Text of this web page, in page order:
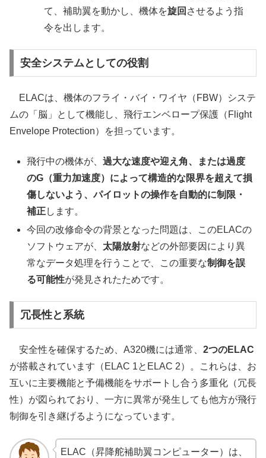
て、補助翼を動かし、機体を旋回 させるよう指
令を出します。
安全システムとしての役割
ELACは、機体のフライ・バイ・ワイヤ（FBW）システ
ムの「脳」として機能し、飛行エンベロープ保護（Flight
Envelope Protection）を担っています。
飛行中の機体が、過大な速度や迎え角、または過度
のG（重力加速度）によって構造的な限界を超えて損
傷しないよう、パイロットの操作を自動的に制限・
補正します。
今回の改修命令の背景となった問題は、このELACの
ソフトウェアが、 太陽放射などの外部要因により異
常なデータ処理を行うことで、この重要な制御を誤
る可能性が発見されたためです。
冗長性と系統
安全性を確保するため、A320機には通常、 2つのELAC
が搭載されています（ELAC 1とELAC 2）。これらは、お
互いに主要機能と予備機能をサポートし合う多重化（冗長
性）が図られており、一方に異常が発生しても他方が飛行
制御を引き継げるようになっています。
ELAC（昇降舵補助翼コンピューター）は、